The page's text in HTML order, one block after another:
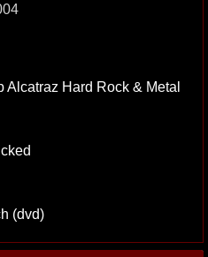
Alcatraz Hard Rock & Metal
(dvd)